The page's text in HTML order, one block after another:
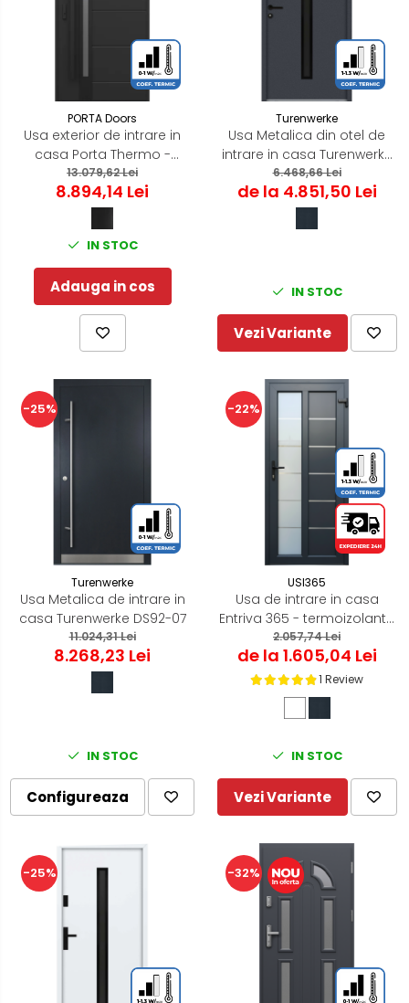
PORTA Doors
Usa exterior de intrare in
casa Porta Thermo -
Optimum Energy Glass G.1
Negru
13.079,62 Lei
8.894,14 Lei
IN STOC
Adauga in cos
Turenwerke
Usa Metalica din otel de
intrare in casa Turenwerke
ATU68 - Blackline ST/DR
6.468,66 Lei
de la 4.851,50 Lei
IN STOC
Vezi Variante
-25%
Turenwerke
Usa Metalica de intrare in
casa Turenwerke DS92-07
11.024,31 Lei
8.268,23 Lei
IN STOC
Configureaza
-22%
USI365
Usa de intrare in casa
Entriva 365 - termoizolanta
pentru exterior
2.057,74 Lei
de la 1.605,04 Lei
1 Review
IN STOC
Vezi Variante
-25% -32%